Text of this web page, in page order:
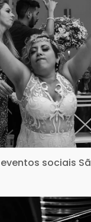
sociais